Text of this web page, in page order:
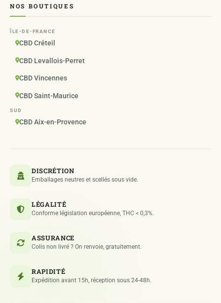
NOS BOUTIQUES
ÎLE-DE-FRANCE
CBD Créteil
CBD Levallois-Perret
CBD Vincennes
CBD Saint-Maurice
SUD
CBD Aix-en-Provence
DISCRÉTION
Emballages neutres et scellés sous vide.
LÉGALITÉ
Conforme législation européenne, THC < 0,3%.
ASSURANCE
Colis non livré ? On renvoie, gratuitement.
RAPIDITÉ
Expédition avant 15h, réception sous 24-48h.